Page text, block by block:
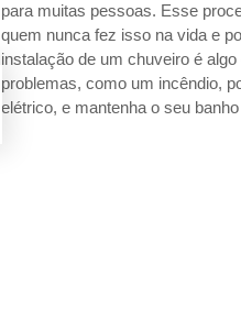
para muitas pessoas. Esse
quem nunca fez isso na vida e
instalação de um chuveiro é
problemas, como um incêndio,
elétrico, e mantenha o seu